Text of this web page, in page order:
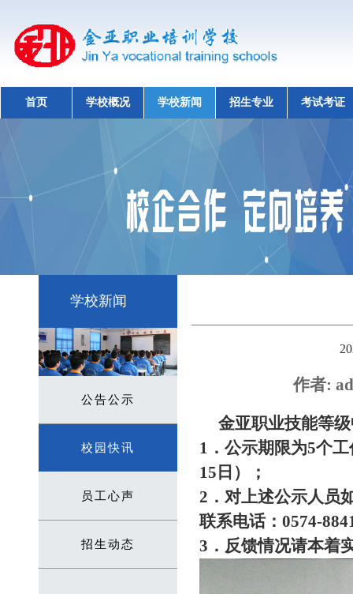
首页 学校概况 学校新闻 招生专业 考试考证
学校新闻
公告公示
校园快讯
员工心声
招生动态
作者:
金亚职业技能等
1．公示期限为5个
15日）；
2．对上述公示人员
联系电话：0574-
3．反馈情况请本着